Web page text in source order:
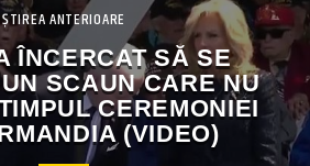
ȘTIREA ANTERIOARE
ÎNCERCAT SĂ SE
SCAUN CARE NU
CEREMONIEI
(VIDEO)